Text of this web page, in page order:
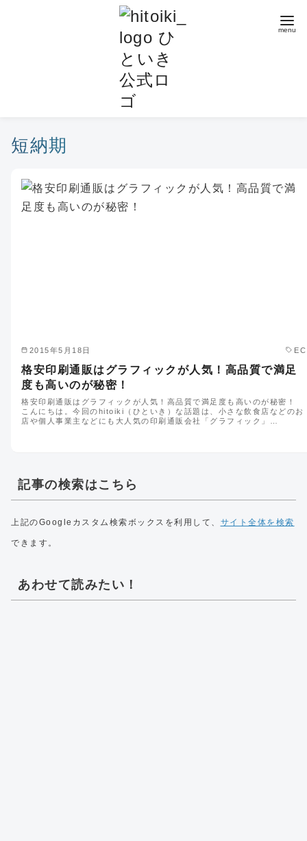
短納期
2015年5月18日 EC
格安印刷通販はグラフィックが人気！高品質で満足
度も高いのが秘密！
格安印刷通販はグラフィックが人気！高品質で満足度も高いのが秘密！
こんにちは。今回のhitoiki（ひといき）な話題は、小さな飲食店などのお
店や個人事業主などにも大人気の印刷通販会社「グラフィック」…
記事の検索はこちら
上記のGoogleカスタム検索ボックスを利用して、 サイト全体を検索
できます。
あわせて読みたい！